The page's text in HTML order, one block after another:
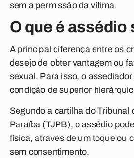
sem a permissão da vítima.
O que é assédio
A principal diferença entre os
desejo de obter vantagem ou
sexual. Para isso, o
condição de superior
Segundo a cartilha do Tribunal
Paraíba (TJPB), o assédio
física, através de um toque ou
sem consentimento.